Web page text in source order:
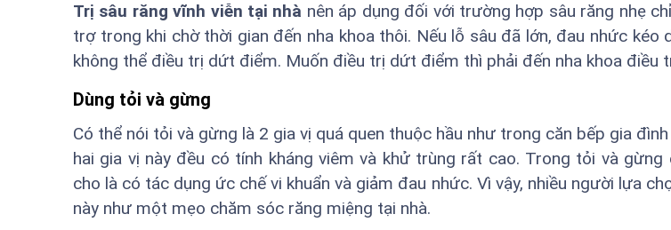
Trị sâu răng vĩnh viễn tại nhà nên áp dụng đối với trường hợp sâu răng nhẹ
trợ trong khi chờ thời gian đến nha khoa thôi. Nếu lỗ sâu đã lớn, đau nhức kéo
không thể điều trị dứt điểm. Muốn điều trị dứt điểm thì phải đến nha khoa điều
Dùng tỏi và gừng
Có thể nói tỏi và gừng là 2 gia vị quá quen thuộc hầu như trong căn bếp gia
hai gia vị này đều có tính kháng viêm và khử trùng rất cao. Trong tỏi và
cho là có tác dụng ức chế vi khuẩn và giảm đau nhức. Vì vậy, nhiều người lựa
này như một mẹo chăm sóc răng miệng tại nhà.